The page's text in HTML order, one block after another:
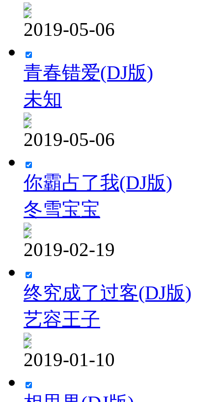
2019-05-06
青春错爱(DJ版)
未知
2019-05-06
你霸占了我(DJ版)
冬雪宝宝
2019-02-19
终究成了过客(DJ版)
艺容王子
2019-01-10